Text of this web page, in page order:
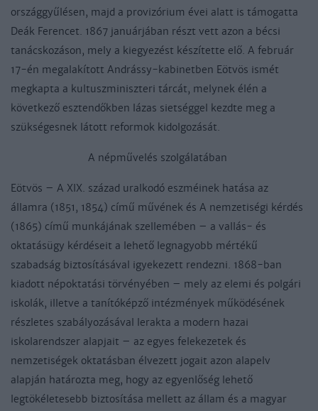
országgyűlésen, majd a provizórium évei alatt is támogatta
Deák Ferencet. 1867 januárjában részt vett azon a bécsi
tanácskozáson, mely a kiegyezést készítette elő. A február
17-én megalakított Andrássy-kabinetben Eötvös ismét
megkapta a kultuszminiszteri tárcát, melynek élén a
következő esztendőkben lázas sietséggel kezdte meg a
szükségesnek látott reformok kidolgozását.
A népművelés szolgálatában
Eötvös – A XIX. század uralkodó eszméinek hatása az
államra (1851, 1854) című művének és A nemzetiségi kérdés
(1865) című munkájának szellemében – a vallás- és
oktatásügy kérdéseit a lehető legnagyobb mértékű
szabadság biztosításával igyekezett rendezni. 1868-ban
kiadott népoktatási törvényében – mely az elemi és polgári
iskolák, illetve a tanítóképző intézmények működésének
részletes szabályozásával lerakta a modern hazai
iskolarendszer alapjait – az egyes felekezetek és
nemzetiségek oktatásban élvezett jogait azon alapelv
alapján határozta meg, hogy az egyenlőség lehető
legtökéletesebb biztosítása mellett az állam és a magyar